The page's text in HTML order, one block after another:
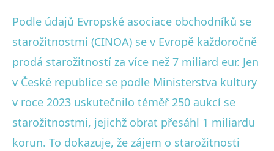
Podle údajů Evropské asociace obchodníků se
starožitnostmi (CINOA) se v Evropě každoročně
prodá starožitností za více než 7 miliard eur. Jen
v České republice se podle Ministerstva kultury
v roce 2023 uskutečnilo téměř 250 aukcí se
starožitnostmi, jejichž obrat přesáhl 1 miliardu
korun. To dokazuje, že zájem o starožitnosti